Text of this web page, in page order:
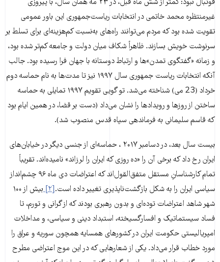
فوتبال نبود: کمتر از شش ماه قبل، در ۲۳ مه همان سال، با پیروزی
غیرمنتظره محمد خاتمی در انتخابات ریاست‌جمهوری این باور عمومی
تقویت شده بود که مردم می‌توانند راه‌های به‌نسبت کم‌هزینه‌ای برای تسلط بر
سرنوشت خویش بسازند. ظاهراً شکاف میان دولت و جامعه کم‌تر شده بود،
و زمانه «گفتگوی تمدن‌»ها و ارتباط دوستانه با جهان فرا رسیده بود. جالب
آنکه انتخابات ریاست جمهوری سال ۱۹۹۷ نیز تا مدت‌ها به نام حماسه دوم
خرداد (23 می) شناخته می‌شد. تو گویی تقویم ۱۹۹۷ تمایلی به حماسه
ساختن از روزها و رویدادها را نشان می‌داد (دست بر قضا، در همین ایام بود
که قاسم سلیمانی به فرماندهی سپاه قدس منصوب شد).
بیست سال بعد، در دسامبر ۲۰۱۷ ، حماسه‌ای از جنسی دیگر در خیابان‌های
ایران رخ داد که برخی آن را «ده روزی که ایران را لرزاند» نامیده‌اند. تقریباً
تمام کارشناسانِ مستقل متفق‌القول‌اند که اعتراضات دی ماه ۹۶ چشم‌انداز
سیاسی ایران را به شکل بازگشت‌ناپذیری تغییر داده است.[۲]
بیش از ۱۰۰
شهر شاهد اعتراضات توده‌ای و بدون رهبری بودند که از گرانی و تورم، تا
فساد سیستماتیک و افسارگسیخته، استبداد دینی و سیاسی، و مداخلات
امپریالیستی حکومت ایران در کشورهای همسایه همچون سوریه و عراق را
مورد خطاب قرار می‌داد. یکی از شعارهایی که در این موج اعتراضی مطرح